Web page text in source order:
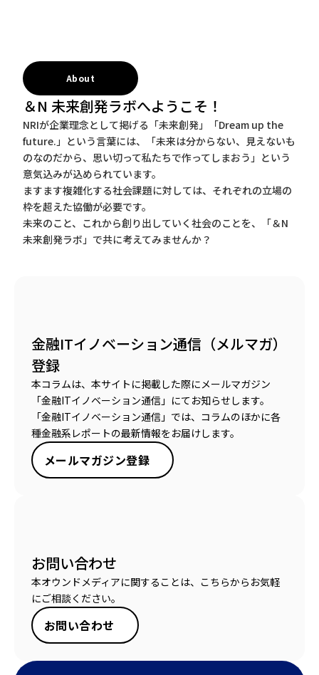
About
＆N 未来創発ラボへようこそ！
NRIが企業理念として掲げる「未来創発」「Dream up the
future.」という言葉には、「未来は分からない、見えないも
のなのだから、思い切って私たちで作ってしまおう」という
意気込みが込められています。
ますます複雑化する社会課題に対しては、それぞれの立場の
枠を超えた協働が必要です。
未来のこと、これから創り出していく社会のことを、「＆N
未来創発ラボ」で共に考えてみませんか？
金融ITイノベーション通信（メルマガ）
登録
本コラムは、本サイトに掲載した際にメールマガジン
「金融ITイノベーション通信」にてお知らせします。
「金融ITイノベーション通信」では、コラムのほかに各
種金融系レポートの最新情報をお届けします。
メールマガジン登録
お問い合わせ
本オウンドメディアに関することは、こちらからお気軽
にご相談ください。
お問い合わせ